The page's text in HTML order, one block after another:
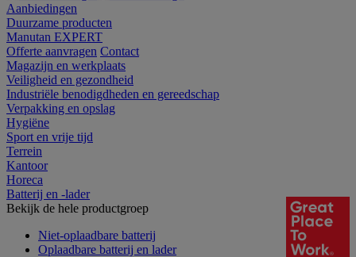
Aanbiedingen
Duurzame producten
Manutan EXPERT
Offerte aanvragen Contact
Magazijn en werkplaats
Veiligheid en gezondheid
Industriële benodigdheden en gereedschap
Verpakking en opslag
Hygiëne
Sport en vrije tijd
Terrein
Kantoor
Horeca
Batterij en -lader
Bekijk de hele productgroep
Niet-oplaadbare batterij
Oplaadbare batterij en lader